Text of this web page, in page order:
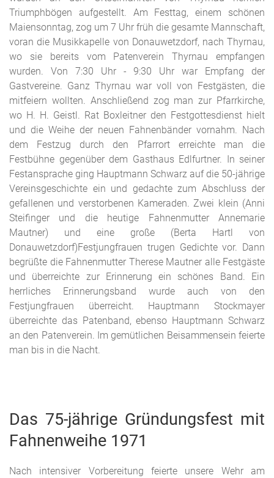
Triumphbögen aufgestellt. Am Festtag, einem schönen
Maiensonntag, zog um 7 Uhr früh die gesamte Mannschaft,
voran die Musikkapelle von Donauwetzdorf, nach Thyrnau,
wo sie bereits vom Patenverein Thyrnau empfangen
wurden. Von 7:30 Uhr - 9:30 Uhr war Empfang der
Gastvereine. Ganz Thyrnau war voll von Festgästen, die
mitfeiern wollten. Anschließend zog man zur Pfarrkirche,
wo H. H. Geistl. Rat Boxleitner den Festgottesdienst hielt
und die Weihe der neuen Fahnenbänder vornahm. Nach
dem Festzug durch den Pfarrort erreichte man die
Festbühne gegenüber dem Gasthaus Edlfurtner. In seiner
Festansprache ging Hauptmann Schwarz auf die 50-jährige
Vereinsgeschichte ein und gedachte zum Abschluss der
gefallenen und verstorbenen Kameraden. Zwei klein (Anni
Steifinger und die heutige Fahnenmutter Annemarie
Mautner) und eine große (Berta Hartl von
Donauwetzdorf)Festjungfrauen trugen Gedichte vor. Dann
begrüßte die Fahnenmutter Therese Mautner alle Festgäste
und überreichte zur Erinnerung ein schönes Band. Ein
herrliches Erinnerungsband wurde auch von den
Festjungfrauen überreicht. Hauptmann Stockmayer
überreichte das Patenband, ebenso Hauptmann Schwarz
an den Patenverein. Im gemütlichen Beisammensein feierte
man bis in die Nacht.
Das 75-jährige Gründungsfest mit
Fahnenweihe 1971
Nach intensiver Vorbereitung feierte unsere Wehr am